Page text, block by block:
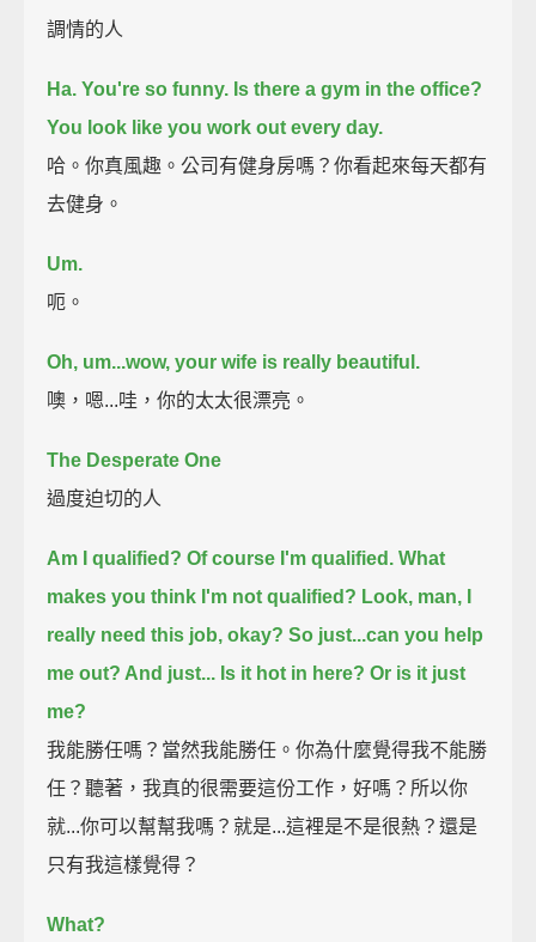
調情的人
Ha. You're so funny. Is there a gym in the office?
You look like you work out every day.
哈。你真風趣。公司有健身房嗎？你看起來每天都有
去健身。
Um.
呃。
Oh, um...wow, your wife is really beautiful.
噢，嗯...哇，你的太太很漂亮。
The Desperate One
過度迫切的人
Am I qualified? Of course I'm qualified. What
makes you think I'm not qualified? Look, man, I
really need this job, okay? So just...can you help
me out? And just... Is it hot in here? Or is it just
me?
我能勝任嗎？當然我能勝任。你為什麼覺得我不能勝
任？聽著，我真的很需要這份工作，好嗎？所以你
就...你可以幫幫我嗎？就是...這裡是不是很熱？還是
只有我這樣覺得？
What?